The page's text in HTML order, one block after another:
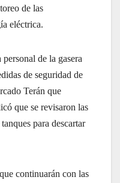
de las
eléctrica.
de la gasera
de seguridad de
Terán que
que se revisaron las
para descartar
continuarán con las